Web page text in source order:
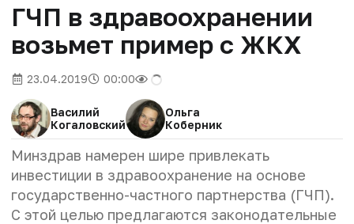
ГЧП в здравоохранении
возьмет пример с ЖКХ
23.04.2019 00:00
Василий
Когаловский
Ольга
Коберник
Минздрав намерен шире привлекать
инвестиции в здравоохранение на основе
государственно-частного партнерства (ГЧП).
С этой целью предлагаются законодательные